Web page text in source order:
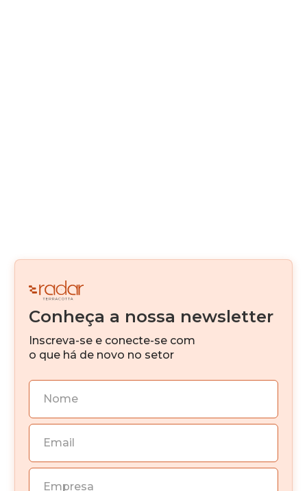
Real Estate Fintech
IA
Investimento imobiliário
Conheça a nossa newsletter
Inscreva-se e conecte-se com
o que há de novo no setor